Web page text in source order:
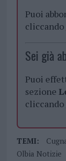
Puoi
cliccando
Sei già
Puoi
sezione
cliccando
TEMI:
Olbia Notizie